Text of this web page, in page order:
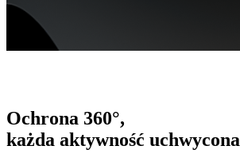
Ochrona 360°,
każda aktywność uchwycona